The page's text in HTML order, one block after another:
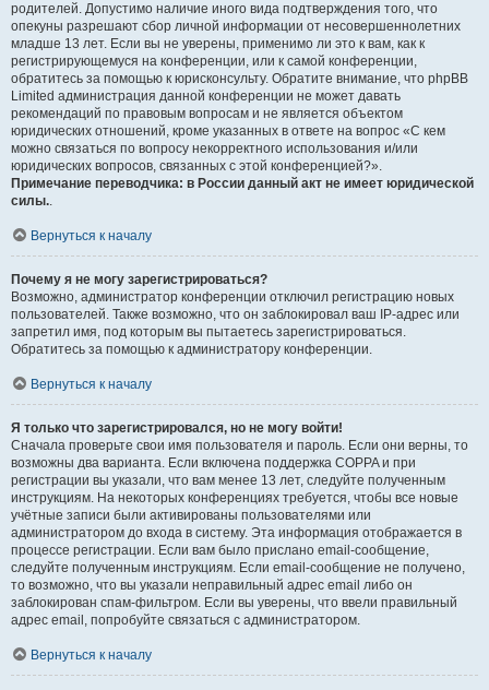
родителей. Допустимо наличие иного вида подтверждения того, что
опекуны разрешают сбор личной информации от несовершеннолетних
младше 13 лет. Если вы не уверены, применимо ли это к вам, как к
регистрирующемуся на конференции, или к самой конференции,
обратитесь за помощью к юрисконсульту. Обратите внимание, что phpBB
Limited администрация данной конференции не может давать
рекомендаций по правовым вопросам и не является объектом
юридических отношений, кроме указанных в ответе на вопрос «С кем
можно связаться по вопросу некорректного использования и/или
юридических вопросов, связанных с этой конференцией?».
Примечание переводчика: в России данный акт не имеет юридической
силы..
Вернуться к началу
Почему я не могу зарегистрироваться?
Возможно, администратор конференции отключил регистрацию новых
пользователей. Также возможно, что он заблокировал ваш IP-адрес или
запретил имя, под которым вы пытаетесь зарегистрироваться.
Обратитесь за помощью к администратору конференции.
Вернуться к началу
Я только что зарегистрировался, но не могу войти!
Сначала проверьте свои имя пользователя и пароль. Если они верны, то
возможны два варианта. Если включена поддержка COPPA и при
регистрации вы указали, что вам менее 13 лет, следуйте полученным
инструкциям. На некоторых конференциях требуется, чтобы все новые
учётные записи были активированы пользователями или
администратором до входа в систему. Эта информация отображается в
процессе регистрации. Если вам было прислано email-сообщение,
следуйте полученным инструкциям. Если email-сообщение не получено,
то возможно, что вы указали неправильный адрес email либо он
заблокирован спам-фильтром. Если вы уверены, что ввели правильный
адрес email, попробуйте связаться с администратором.
Вернуться к началу